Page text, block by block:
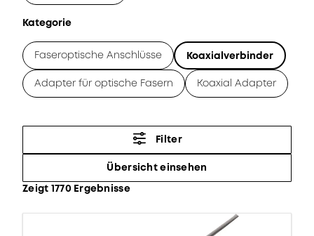
Kategorie
Faseroptische Anschlüsse Koaxialverbinder
Adapter für optische Fasern Koaxial Adapter
Filter
Übersicht einsehen
Zeigt 1770 Ergebnisse